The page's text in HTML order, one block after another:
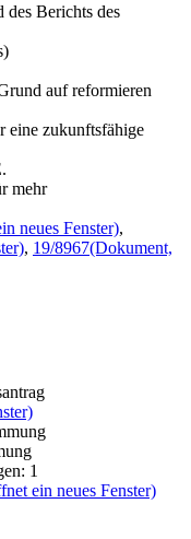
des Berichts des
auf reformieren
eine zukunftsfähige
mehr
neues Fenster),
, 19/8967(Dokument,
1
ein neues Fenster)